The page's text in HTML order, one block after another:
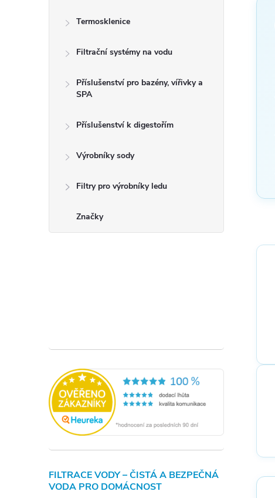
Termosklenice
Filtrační systémy na vodu
Příslušenství pro bazény, vířivky a
SPA
Příslušenství k digestořím
Výrobníky sody
Filtry pro výrobníky ledu
Značky
FILTRACE VODY – ČISTÁ A BEZPEČNÁ
VODA PRO DOMÁCNOST